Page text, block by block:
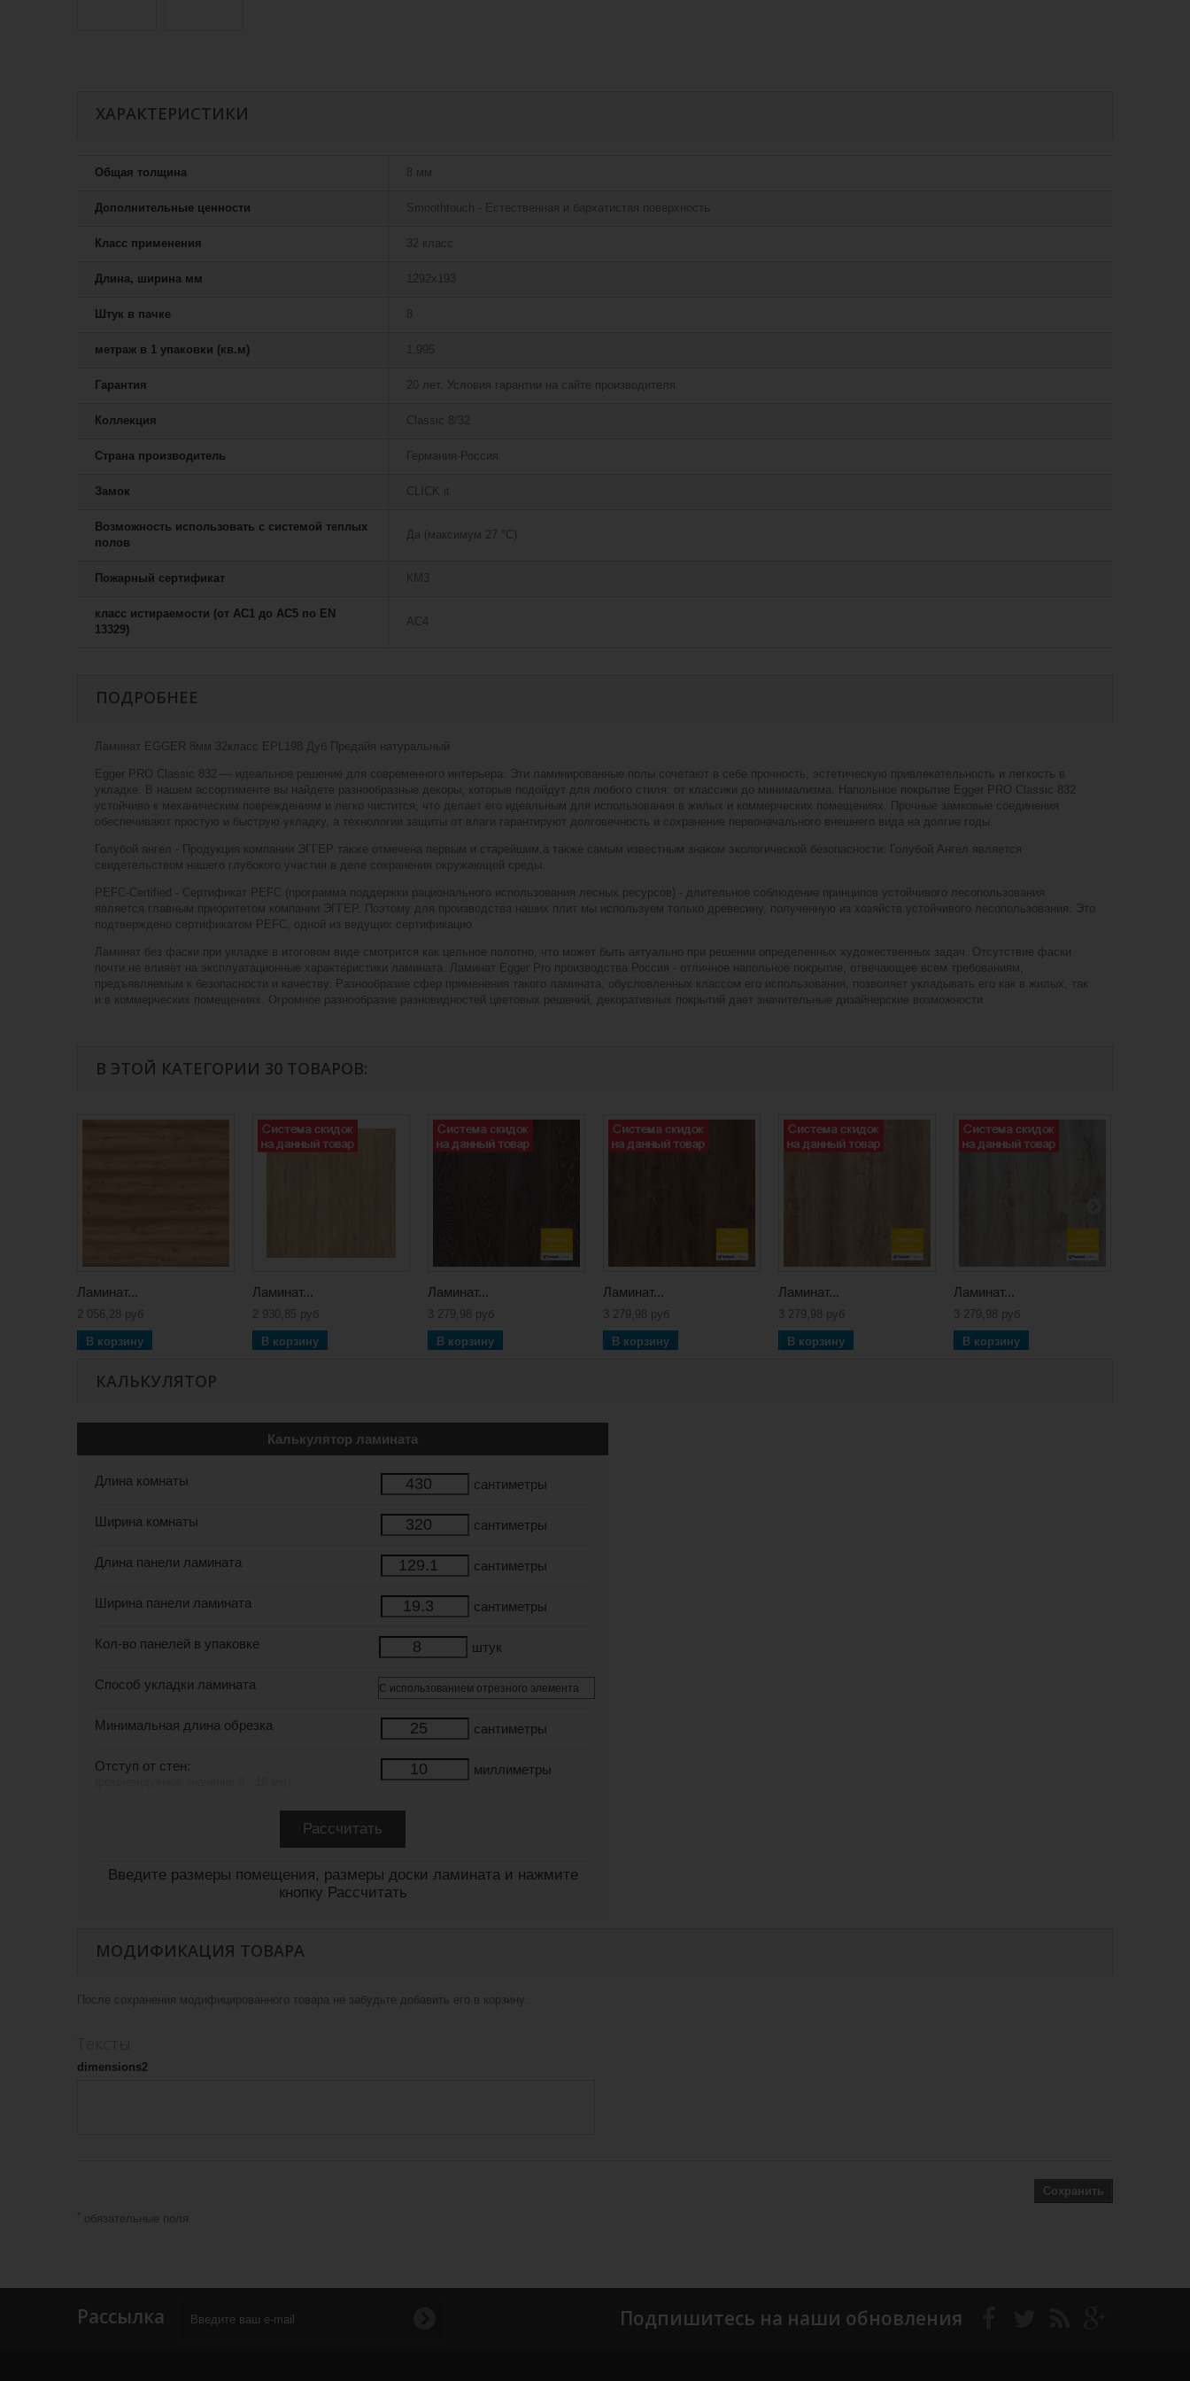
ХАРАКТЕРИСТИКИ
Общая толщина 8 мм
Дополнительные ценности Smoothtouch - Естественная и бархатистая поверхность
Класс применения 32 класс
Длина, ширина мм 1292х193
Штук в пачке 8
метраж в 1 упаковки (кв.м) 1,995
Гарантия 20 лет. Условия гарантии на сайте производителя
Коллекция Classic 8/32
Страна производитель Германия-Россия
Замок CLICK it
Возможность использовать с системой теплых
полов
Да (максимум 27 °C)
Пожарный сертификат КМ3
класс истираемости (от АС1 до АС5 по EN
13329)
АС4
ПОДРОБНЕЕ
Ламинат EGGER 8мм 32класс EPL198 Дуб Предайя натуральный
Egger PRO Classic 832 — идеальное решение для современного интерьера. Эти ламинированные полы сочетают в себе прочность, эстетическую привлекательность и легкость в
укладке. В нашем ассортименте вы найдете разнообразные декоры, которые подойдут для любого стиля: от классики до минимализма. Напольное покрытие Egger PRO Classic 832
устойчиво к механическим повреждениям и легко чистится, что делает его идеальным для использования в жилых и коммерческих помещениях. Прочные замковые соединения
обеспечивают простую и быструю укладку, а технологии защиты от влаги гарантируют долговечность и сохранение первоначального внешнего вида на долгие годы.
Голубой ангел - Продукция компании ЭГГЕР также отмечена первым и старейшим,а также самым известным знаком экологической безопасности: Голубой Ангел является
свидетельством нашего глубокого участия в деле сохранения окружающей среды.
PEFC-Certified - Сертификат PEFC (программа поддержки рационального использования лесных ресурсов) - длительное соблюдение принципов устойчивого лесопользования
является главным приоритетом компании ЭГГЕР. Поэтому для производства наших плит мы используем только древесину, полученную из хозяйств устойчивого лесопользования. Это
подтверждено сертификатом PEFC, одной из ведущих сертификацио
Ламинат без фаски при укладке в итоговом виде смотрится как цельное полотно, что может быть актуально при решении определенных художественных задач. Отсутствие фаски
почти не влияет на эксплуатационные характеристики ламината. Ламинат Egger Pro производства Россия - отличное напольное покрытие, отвечающее всем требованиям,
предъявляемым к безопасности и качеству. Разнообразие сфер применения такого ламината, обусловленных классом его использования, позволяет укладывать его как в жилых, так
и в коммерческих помещениях. Огромное разнообразие разновидностей цветовых решений, декоративных покрытий дает значительные дизайнерские возможности
В ЭТОЙ КАТЕГОРИИ 30 ТОВАРОВ:
Ламинат...
2 056,28 руб
В корзину
Ламинат...
2 930,85 руб
В корзину
Ламинат...
3 279,98 руб
В корзину
Ламинат...
3 279,98 руб
В корзину
Ламинат...
3 279,98 руб
В корзину
Ламинат...
3 279,98 руб
В корзину
КАЛЬКУЛЯТОР
Калькулятор ламината
Длина комнаты сантиметры
Ширина комнаты сантиметры
Длина панели ламината сантиметры
Ширина панели ламината сантиметры
Кол-во панелей в упаковке штук
Способ укладки ламината
Минимальная длина обрезка сантиметры
Отступ от стен: миллиметры
Введите размеры помещения, размеры доски ламината и нажмите
кнопку Рассчитать
МОДИФИКАЦИЯ ТОВАРА
После сохранения модифицированного товара не забудьте добавить его в корзину.
dimensions2
Сохранить
обязательные поля
Рассылка Подпишитесь на наши обновления